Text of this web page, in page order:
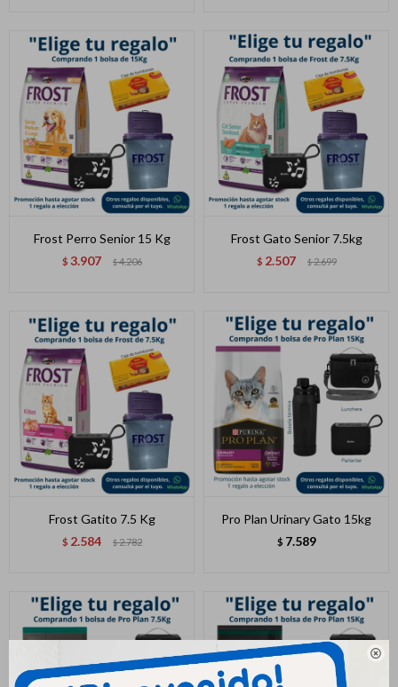

Frost Perro Senior 15 Kg
$ 3.907 $4.206
Frost Gato Senior 7.5kg
$ 2.507 $2.699
Frost Gatito 7.5 Kg
$ 2.584 $2.782
Pro Plan Urinary Gato 15kg
$ 7.589